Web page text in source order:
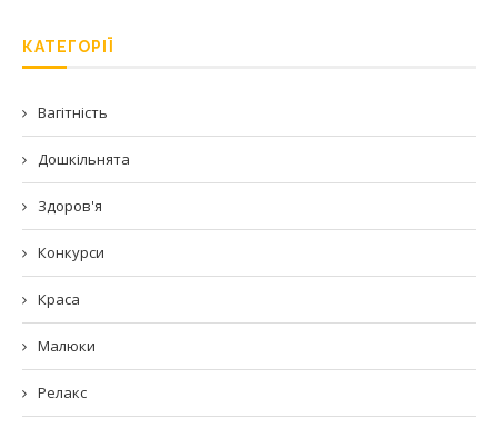
КАТЕГОРІЇ
Вагітність
Дошкільнята
Здоров'я
Конкурси
Краса
Малюки
Релакс